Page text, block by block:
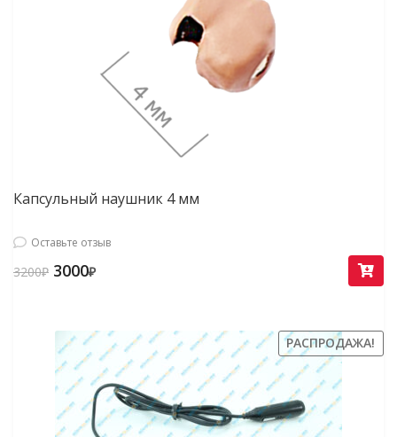
Капсульный наушник 4 мм
Оставьте отзыв
3200₽ 3000₽
РАСПРОДАЖА!